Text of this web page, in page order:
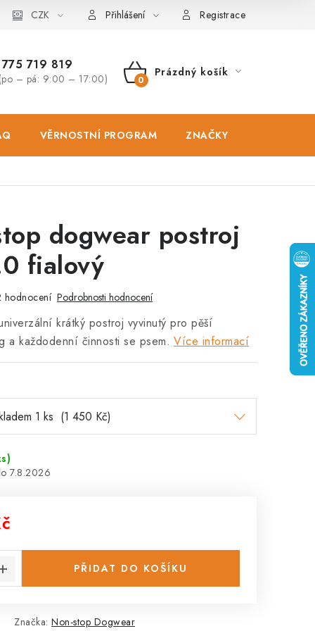
údajů Zásady použivání souboru cookies
CZK Přihlášení Registrace
775 719 819
(po – pá: 9:00 – 17:00)
NÁKUPNÍ
Prázdný košík
VĚRNOSTNÍ PROGRAM ZNAČKY
dogwear postroj
fialový
hodnocení Podrobnosti hodnocení
krátký postroj vyvinutý pro pěší
a každodenní činnosti se psem. Více informací
7.8.2026
PŘIDAT DO KOŠÍKU
Značka: Non-stop Dogwear